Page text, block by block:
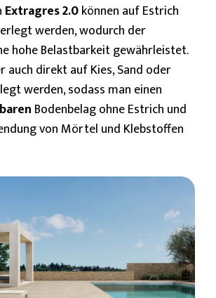
Extragres 2.0können auf Estrich
werden, wodurch der
hohe Belastbarkeit gewährleistet.
auch direkt auf Kies, Sand oder
werden, sodass man einen
Bodenbelag ohne Estrich und
von Mörtel und Klebstoffen